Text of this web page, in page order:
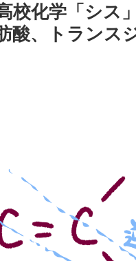
高校化学「シ
酸、トランス